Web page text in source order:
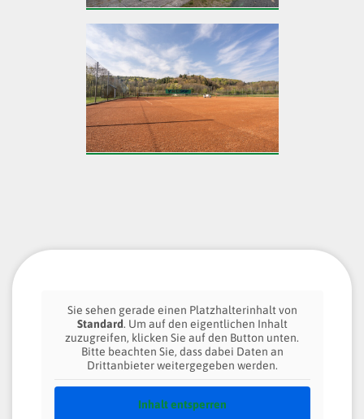
Sie sehen gerade einen Platzhalterinhalt von
Standard. Um auf den eigentlichen Inhalt
zuzugreifen, klicken Sie auf den Button unten.
Bitte beachten Sie, dass dabei Daten an
Drittanbieter weitergegeben werden.
Inhalt entsperren